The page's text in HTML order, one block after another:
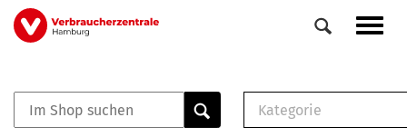
Direkt
zum
Veranstaltungen
0
Kategorie